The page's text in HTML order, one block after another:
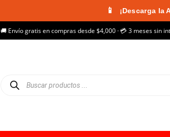
📱 ¡Descarga la
🚚 Envío gratis en compras desde $4,000 · 💳 3 meses sin